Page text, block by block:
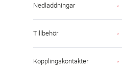
Nedladdningar
Tillbehör
Kopplingskontakter